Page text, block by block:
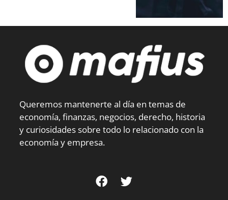
Queremos mantenerte al día en temas de
economía, finanzas, negocios, derecho, historia
y curiosidades sobre todo lo relacionado con la
economía y empresa.